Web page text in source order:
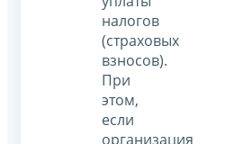
налогов
(страховых
взносов).
При
этом,
если
организация